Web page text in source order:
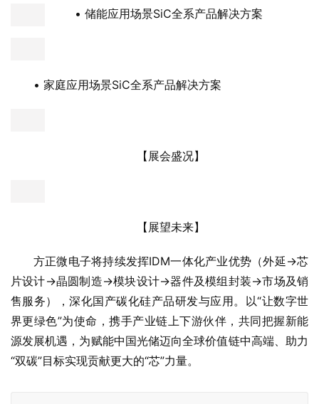
• 储能应用场景SiC全系产品解决方案
• 家庭应用场景SiC全系产品解决方案
【展会盛况】
【展望未来】
方正微电子将持续发挥IDM一体化产业优势（外延→芯
片设计→晶圆制造→模块设计→器件及模组封装→市场及销
售服务），深化国产碳化硅产品研发与应用。以“让数字世
界更绿色”为使命，携手产业链上下游伙伴，共同把握新能
源发展机遇，为赋能中国光储迈向全球价值链中高端、助力
“双碳”目标实现贡献更大的“芯”力量。